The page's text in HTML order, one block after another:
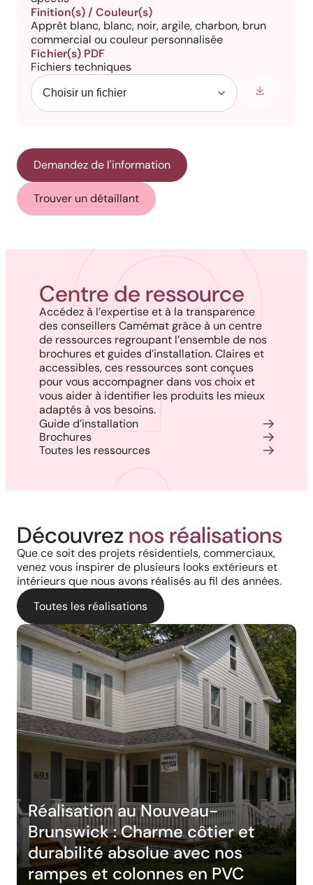
Finition(s) / Couleur(s)
Apprêt blanc, blanc, noir, argile, charbon, brun
commercial ou couleur personnalisée
Fichier(s) PDF
Fichiers techniques
Demandez de l'information
Trouver un détaillant
Centre de ressource
Accédez à l’expertise et à la transparence
des conseillers Camémat grâce à un centre
de ressources regroupant l’ensemble de nos
brochures et guides d’installation. Claires et
accessibles, ces ressources sont conçues
pour vous accompagner dans vos choix et
vous aider à identifier les produits les mieux
adaptés à vos besoins.
Guide d’installation
Brochures
Toutes les ressources
Découvreznos réalisations
Que ce soit des projets résidentiels, commerciaux,
venez vous inspirer de plusieurs looks extérieurs et
intérieurs que nous avons réalisés au fil des années.
Toutes les réalisations
Réalisation au Nouveau-
Brunswick : Charme côtier et
durabilité absolue avec nos
rampes et colonnes en PVC